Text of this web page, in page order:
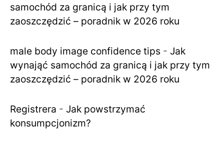
samochód za granicą i jak przy tym
zaoszczędzić – poradnik w 2026 roku
male body image confidence tips - Jak
wynająć samochód za granicą i jak przy tym
zaoszczędzić – poradnik w 2026 roku
Registrera - Jak powstrzymać
konsumpcjonizm?